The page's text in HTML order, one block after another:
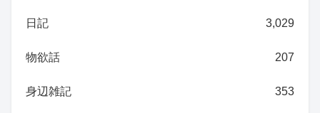
日記 3,029
物欲話 207
身辺雑記 353